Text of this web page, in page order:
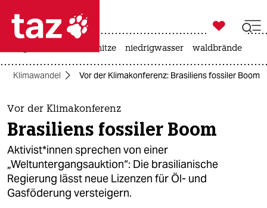
 taz zahl ich
taz zahl ich
themen
politik
öko
gesellschaft

taz zahl ich
hitze niedrigwasser waldbrände
Klimawandel Vor der Klimakonferenz: Brasiliens fossiler Boom
Vor der Klimakonferenz
Brasiliens fossiler Boom
Ak­ti­vis­t*in­nen sprechen von einer
„Weltuntergangsauktion“: Die brasilianische
Regierung lässt neue Lizenzen für Öl- und
Gasföderung versteigern.